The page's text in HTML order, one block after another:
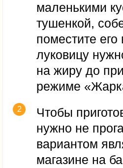
маленькими
тушенкой,
поместите
луковицу
на жиру до
режиме
Чтобы
нужно не
вариантом
магазине на